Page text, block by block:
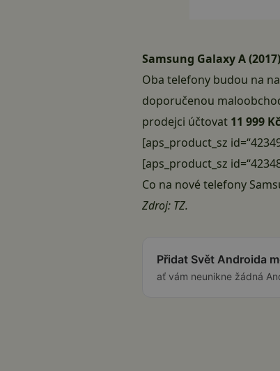
Samsung Galaxy A
Oba telefony budou na
doporučenou
prodejci účtovat 11 999
[aps_product_sz
[aps_product_sz
Co na nové telefony
Zdroj: TZ.
Přidat Svět Androida
ať vám neunikne žádná